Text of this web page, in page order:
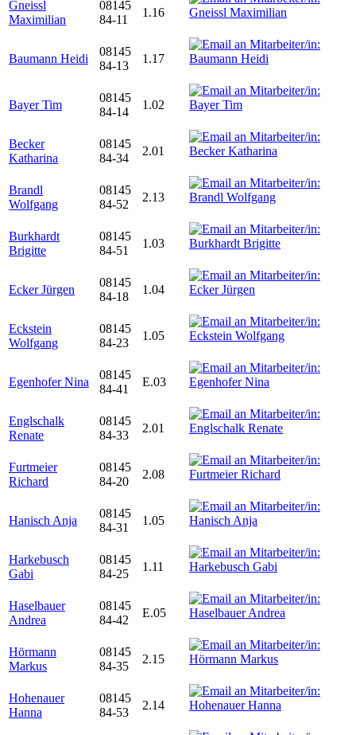
Gneissl
Maximilian
08145
84-11
1.16
Baumann Heidi
08145
84-13
1.17
Bayer Tim
08145
84-14
1.02
Becker
Katharina
08145
84-34
2.01
Brandl
Wolfgang
08145
84-52
2.13
Burkhardt
Brigitte
08145
84-51
1.03
Ecker Jürgen
08145
84-18
1.04
Eckstein
Wolfgang
08145
84-23
1.05
Egenhofer Nina
08145
84-41
E.03
Englschalk
Renate
08145
84-33
2.01
Furtmeier
Richard
08145
84-20
2.08
Hanisch Anja
08145
84-31
1.05
Harkebusch
Gabi
08145
84-25
1.11
Haselbauer
Andrea
08145
84-42
E.05
Hörmann
Markus
08145
84-35
2.15
Hohenauer
Hanna
08145
84-53
2.14